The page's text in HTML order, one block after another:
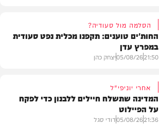
הסלמה מול סעודיה?
החות'ים טוענים: תקפנו מכלית נפט סעודית
במפרץ עדן
21:50
05/08/26יצחק כהן
אחרי יוניפי"ל
המדינה שתשלח חיילים ללבנון כדי לפקח
על הפיילוט
21:36
05/08/26דודי סגל